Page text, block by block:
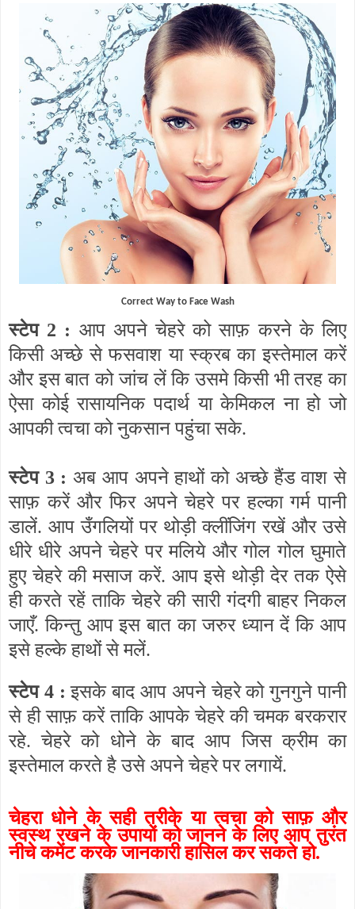
Correct Way to Face Wash
स्टेप 2 : आप अपने चेहरे को साफ़ करने के लिए
किसी अच्छे से फसवाश या स्क्रब का इस्तेमाल करें
और इस बात को जांच लें कि उसमे किसी भी तरह का
ऐसा कोई रासायनिक पदार्थ या केमिकल ना हो जो
आपकी त्वचा को नुकसान पहुंचा सके.
स्टेप 3 : अब आप अपने हाथों को अच्छे हैंड वाश से
साफ़ करें और फिर अपने चेहरे पर हल्का गर्म पानी
डालें. आप उँगलियों पर थोड़ी क्लींजिंग रखें और उसे
धीरे धीरे अपने चेहरे पर मलिये और गोल गोल घुमाते
हुए चेहरे की मसाज करें. आप इसे थोड़ी देर तक ऐसे
ही करते रहें ताकि चेहरे की सारी गंदगी बाहर निकल
जाएँ. किन्तु आप इस बात का जरुर ध्यान दें कि आप
इसे हल्के हाथों से मलें.
स्टेप 4 : इसके बाद आप अपने चेहरे को गुनगुने पानी
से ही साफ़ करें ताकि आपके चेहरे की चमक बरकरार
रहे. चेहरे को धोने के बाद आप जिस क्रीम का
इस्तेमाल करते है उसे अपने चेहरे पर लगायें.
चेहरा धोने के सही तरीके या त्वचा को साफ़ और
स्वस्थ रखने के उपायों को जानने के लिए आप तुरंत
नीचे कमेंट करके जानकारी हासिल कर सकते हो.